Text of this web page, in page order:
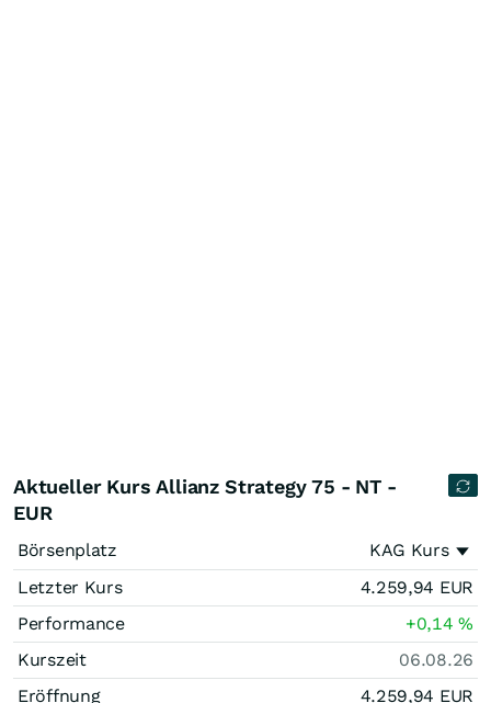
Aktueller Kurs Allianz Strategy 75 - NT -
EUR
Börsenplatz
KAG Kurs
Letzter Kurs
4.259,94 EUR
Performance
+0,14%
Kurszeit
06.08.26
Eröffnung
4.259,94 EUR